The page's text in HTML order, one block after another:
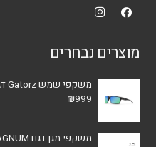
מוצרים נבחרים
משקפי שמש Gatorz דגם Marauder - עדשה Green Mirror
₪999
משקפי מגן דגם MAGNUM עדשה SMOKE